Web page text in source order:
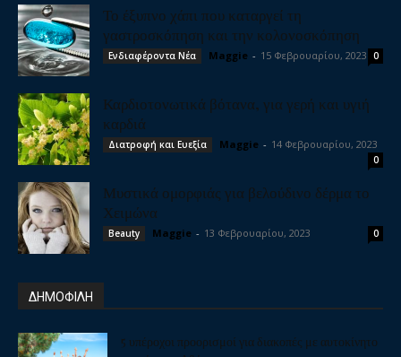
Το έξυπνο χάπι που καταργεί τη
γαστροσκόπηση και την κολονοσκόπηση
Ενδιαφέροντα Νέα Maggie - 15 Φεβρουαρίου, 2023 0
Καρδιοτονωτικά βότανα, για γερή και υγιή
καρδιά
Διατροφή και Ευεξία Maggie - 14 Φεβρουαρίου, 2023
0
Μυστικά ομορφιάς για βελούδινο δέρμα το
Χειμώνα
Beauty Maggie - 13 Φεβρουαρίου, 2023 0
ΔΗΜΟΦΙΛΗ
5 υπέροχοι προορισμοί για διακοπές με αυτοκίνητο